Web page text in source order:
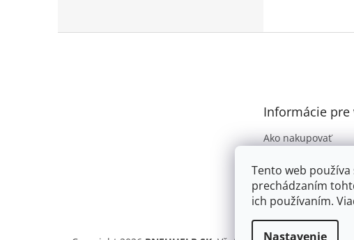
Tento web
prechádzaním
ich používaním.
Nastavenie
Informácie pre
Ako nakupovať
Podmienky ochrany
osobných údajov